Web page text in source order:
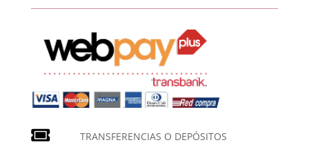
TRANSFERENCIAS O DEPÓSITOS